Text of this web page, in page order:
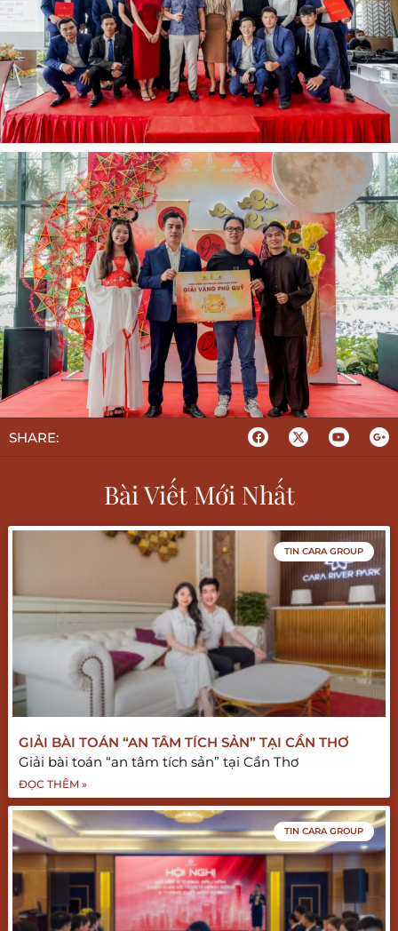
SHARE:
Bài Viết Mới Nhất
TIN CARA GROUP
GIẢI BÀI TOÁN “AN TÂM TÍCH SẢN” TẠI CẦN THƠ
Giải bài toán “an tâm tích sản” tại Cần Thơ
ĐỌC THÊM »
TIN CARA GROUP